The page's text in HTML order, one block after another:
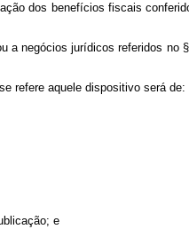
dos benefícios fiscais
negócios jurídicos referidos no
refere aquele dispositivo será de:
e